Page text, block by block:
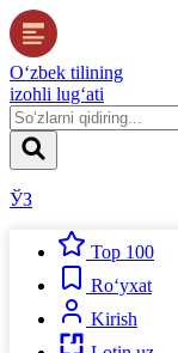
O‘zbek tilining
izohli lug‘ati
ЎЗ
Top 100
Ro‘yxat
Kirish